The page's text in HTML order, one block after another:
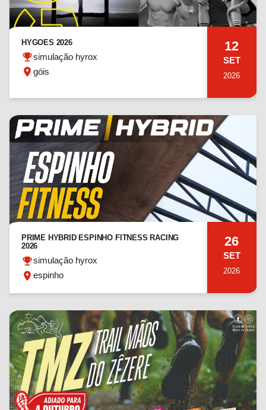
HYGOES 2026
simulação hyrox
góis
12
SET
2026
PRIME HYBRID ESPINHO FITNESS RACING
2026
simulação hyrox
espinho
26
SET
2026